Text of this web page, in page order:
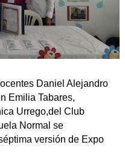
Daniel Alejandro
Emilia Tabares,
Urrego,del Club
Normal se
versión de Expo